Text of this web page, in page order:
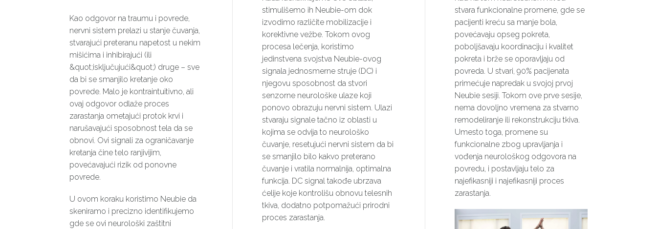
Kao odgovor na traumu i povrede,
nervni sistem prelazi u stanje čuvanja,
stvarajući preteranu napetost u nekim
mišićima i inhibirajući (ili
&quot;isključujući&quot;) druge – sve
da bi se smanjilo kretanje oko
povrede. Malo je kontraintuitivno, ali
ovaj odgovor odlaže proces
zarastanja ometajući protok krvi i
narušavajući sposobnost tela da se
obnovi. Ovi signali za ograničavanje
kretanja čine telo ranjivijim,
povećavajući rizik od ponovne
povrede.
U ovom koraku koristimo Neubie da
skeniramo i precizno identifikujemo
gde se ovi neurološki zaštitni
stimulišemo ih Neubie-om dok
izvodimo različite mobilizacije i
korektivne vežbe. Tokom ovog
procesa lečenja, koristimo
jedinstvena svojstva Neubie-ovog
signala jednosmerne struje (DC) i
njegovu sposobnost da stvori
senzorne neurološke ulaze koji
ponovo obrazuju nervni sistem. Ulazi
stvaraju signale tačno iz oblasti u
kojima se odvija to neurološko
čuvanje, resetujući nervni sistem da bi
se smanjilo bilo kakvo preterano
čuvanje i vratila normalnija, optimalna
funkcija. DC signal takođe ubrzava
ćelije koje kontrolišu obnovu telesnih
tkiva, dodatno potpomažući prirodni
proces zarastanja.
stvara funkcionalne promene, gde se
pacijenti kreću sa manje bola,
povećavaju opseg pokreta,
poboljšavaju koordinaciju i kvalitet
pokreta i brže se oporavljaju od
povreda. U stvari, 90% pacijenata
primećuje napredak u svojoj prvoj
Neubie sesiji. Tokom ove prve sesije,
nema dovoljno vremena za stvarno
remodeliranje ili rekonstrukciju tkiva.
Umesto toga, promene su
funkcionalne zbog upravljanja i
vođenja neurološkog odgovora na
povredu, i postavljaju telo za
najefikasniji i najefikasniji proces
zarastanja.